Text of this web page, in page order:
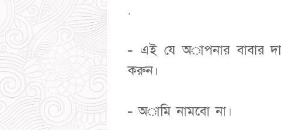
.
- এই যে অাপনার বাবার
করুন।
- অামি নামবো না।